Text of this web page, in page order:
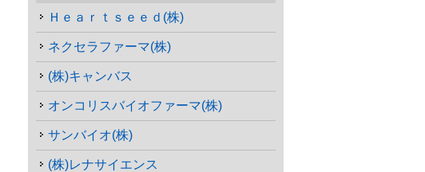
Ｈｅａｒｔｓｅｅｄ(株)
ネクセラファーマ(株)
(株)キャンバス
オンコリスバイオファーマ(株)
サンバイオ(株)
(株)レナサイエンス